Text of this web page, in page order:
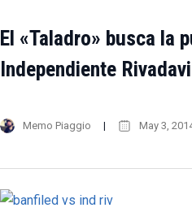
El «Taladro» busca la
Independiente
Memo Piaggio May 3,